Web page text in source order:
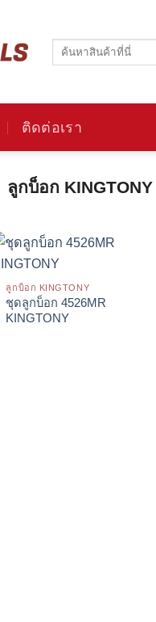
ค้นหา:
ติดต่อเรา
ลูกบ็อก KINGTONY
ลูกบ็อก KINGTONY
ชุดลูกบ็อก 4526MR
KINGTONY